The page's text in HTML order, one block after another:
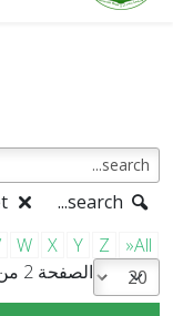
W X Y Z
»All
الصفحة 2 من 11 النتائج 21 - 40 من 219